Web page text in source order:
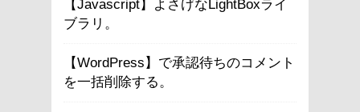
【Javascript】よさげなLightBoxライ
ブラリ。
【WordPress】で承認待ちのコメント
を一括削除する。